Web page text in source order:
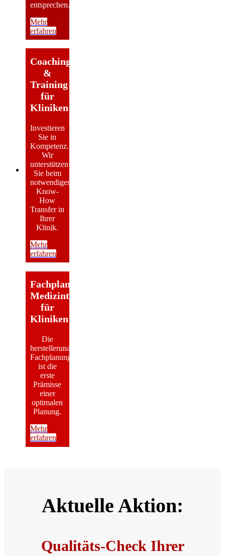
entsprechen.
Mehr
erfahren
Coaching
&
Training
für
Kliniken
Investieren
Sie in
Kompetenz.
Wir
unterstützen
Sie beim
notwendigen
Know-
How
Transfer in
Ihrer
Klinik.
Mehr
erfahren
Fachplanung
Medizintechnik
für
Kliniken
Die
herstellerunabhängige
Fachplanung
ist die
erste
Prämisse
einer
optimalen
Planung.
Mehr
erfahren
Aktuelle Aktion:
Qualitäts-Check Ihrer